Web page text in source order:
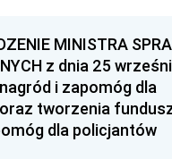
MINISTRA
z dnia 25
i zapomóg dla
tworzenia
dla policjantów